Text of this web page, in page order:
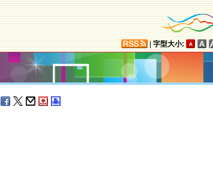
字型大小: